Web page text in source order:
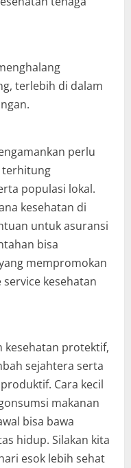
terlebih di dalam
perlu
terhitung
populasi lokal.
kesehatan di
untuk asuransi
bisa
mempromokan
kesehatan
kesehatan protektif,
sejahtera serta
Cara kecil
makanan
bisa bawa
hidup. Silakan kita
esok lebih sehat